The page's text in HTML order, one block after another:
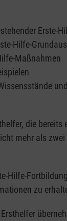
Erste-
Hilfe-
Maßnahmen
die
mehr als
Hilfe-
zu